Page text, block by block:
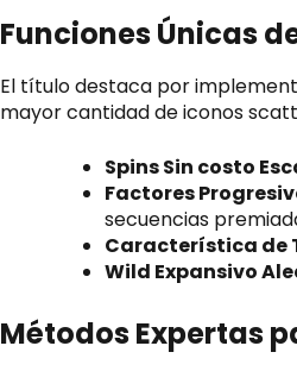
Funciones Únicas
El título destaca por
mayor cantidad de iconos
Spins Sin costo
Factores
secuencias
Característica de
Wild Expansivo
Métodos Expertas